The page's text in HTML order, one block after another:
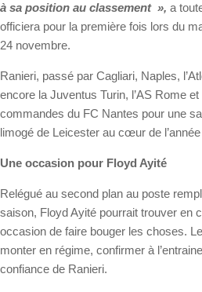
à sa position au classement », a
officiera pour la première fois lors du
24 novembre.
Ranieri, passé par Cagliari, Naples,
encore la Juventus Turin, l’AS Rome
commandes du FC Nantes pour une
limogé de Leicester au cœur de
Une occasion pour Floyd Ayité
Relégué au second plan au poste
saison, Floyd Ayité pourrait trouver en
occasion de faire bouger les choses.
monter en régime, confirmer à
confiance de Ranieri.